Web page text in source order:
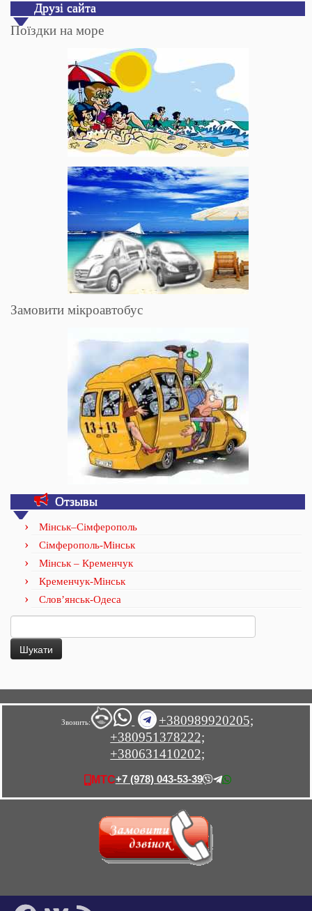
Друзі сайта
Поїздки на море
Замовити мікроавтобус
Отзывы
Мінськ–Сімферополь
Сімферополь-Мінськ
Мінськ – Кременчук
Кременчук-Мінськ
Слов’янськ-Одеса
Звонить:
+380989920205;
+380951378222;
+380631410202;
МТС+7 (978) 043-53-39